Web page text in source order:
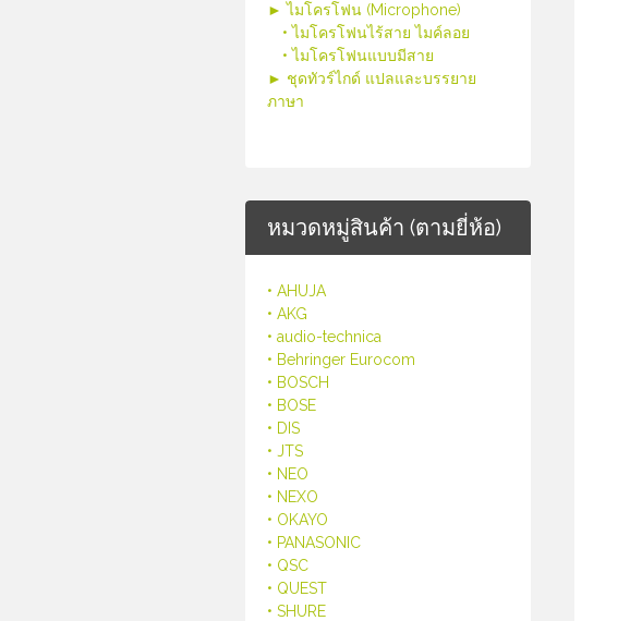
► ไมโครโฟน (Microphone)
• ไมโครโฟนไร้สาย ไมค์ลอย
• ไมโครโฟนแบบมีสาย
► ชุดทัวร์ไกด์ แปลและบรรยาย
ภาษา
หมวดหมู่สินค้า (ตามยี่ห้อ)
• AHUJA
• AKG
• audio-technica
• Behringer Eurocom
• BOSCH
• BOSE
• DIS
• JTS
• NEO
• NEXO
• OKAYO
• PANASONIC
• QSC
• QUEST
• SHURE